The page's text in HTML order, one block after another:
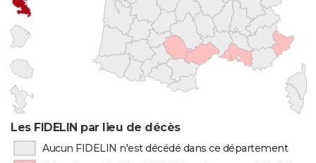
Les FIDELIN par lieu de décès
Aucun FIDELIN n'est décédé dans ce département